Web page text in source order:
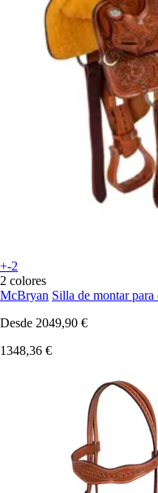
+-2
2 colores
McBryan Silla de montar
Desde 2049,90 €
1348,36 €